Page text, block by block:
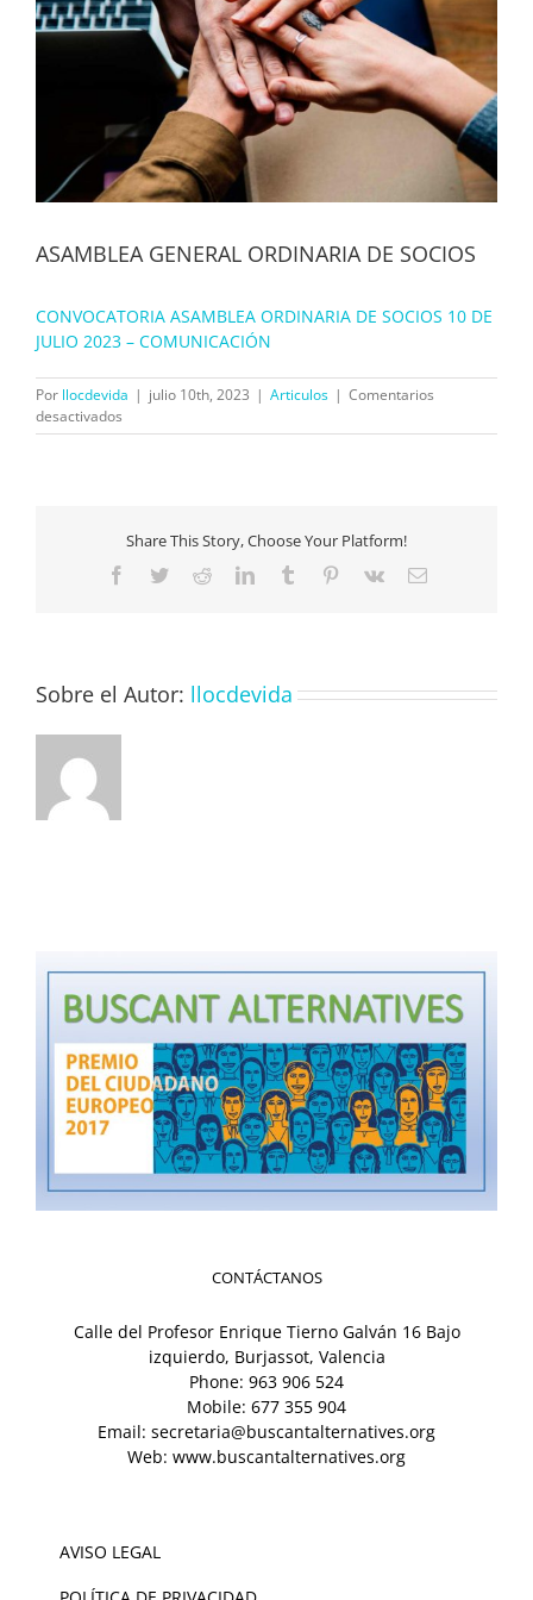
ASAMBLEA GENERAL ORDINARIA DE SOCIOS
CONVOCATORIA ASAMBLEA ORDINARIA DE SOCIOS 10 DE
JULIO 2023 – COMUNICACIÓN
Por llocdevida | julio 10th, 2023 | Articulos | Comentarios
desactivados
ASAMBLEA
Share This Story, Choose Your Platform!
Facebook
TwitterRedditLinkedInTumblr Pinterest
Vk
Correo
Sobre el Autor: llocdevida
CONTÁCTANOS
Calle del Profesor Enrique Tierno Galván 16 Bajo
izquierdo, Burjassot, Valencia
Phone: 963 906 524
Mobile: 677 355 904
Email: secretaria@buscantalternatives.org
Web: www.buscantalternatives.org
AVISO LEGAL